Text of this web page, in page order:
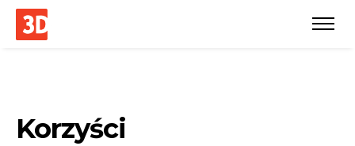
Korzyści